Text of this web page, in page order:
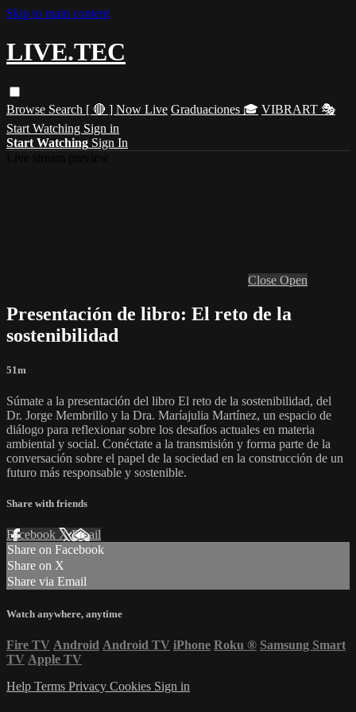
Skip to main content
LIVE.TEC
Browse Search [ 🔴 ] Now Live Graduaciones 🎓 VIBRART 🎭
Start Watching Sign in
Start Watching Sign In
Close Open
Presentación de libro: El reto de la
sostenibilidad
51m
Súmate a la presentación del libro El reto de la sostenibilidad, del
Dr. Jorge Membrillo y la Dra. Maríajulia Martínez, un espacio de
diálogo para reflexionar sobre los desafíos actuales en materia
ambiental y social. Conéctate a la transmisión y forma parte de la
conversación sobre el papel de la sociedad en la construcción de un
futuro más responsable y sostenible.
Share with friends
Facebook XEmail
Share on Facebook
Share on X
Share via Email
Watch anywhere, anytime
Fire TV Android Android TV iPhone Roku ® Samsung Smart
TV Apple TV
Help Terms Privacy Cookies Sign in